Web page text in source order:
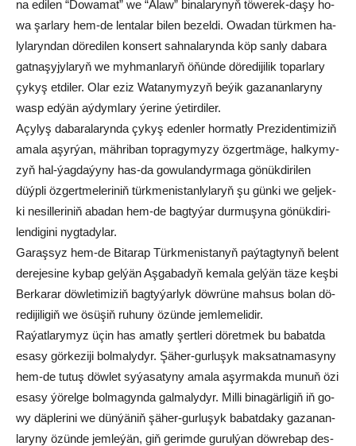
na edi­len “Do­wa­mat” we “Alaw” bi­na­la­ry­nyň tö­we­rek-da­şy ho­
wa şar­la­ry hem-de len­ta­lar bi­len be­zel­di. Owa­dan türk­men ha­
ly­la­ryn­dan dö­re­di­len kon­sert sah­na­la­ryn­da köp san­ly da­ba­ra
gat­na­şy­jy­la­ryň we myh­man­la­ryň öňün­de dö­re­di­ji­lik to­par­la­ry
çy­kyş et­di­ler. Olar eziz Wa­ta­ny­my­zyň be­ýik ga­za­nan­la­ry­ny
wasp ed­ýän aý­dym­lary ýe­ri­ne ýe­ti­r­diler.
Açy­lyş da­ba­ra­la­ryn­da çy­kyş eden­ler hor­mat­ly Pre­zi­den­ti­mi­ziň
ama­la aşyr­ýan, mäh­ri­ban top­ra­gy­my­zy öz­gert­mä­ge, hal­ky­my­
zyň hal-ýag­da­ýy­ny has-da go­wu­lan­dyr­ma­ga gö­nük­di­ri­len
düýp­li öz­gert­me­le­ri­niň türk­me­nis­tan­ly­la­ryň şu gün­ki we gel­jek­
ki ne­sil­le­ri­niň aba­dan hem-de bag­ty­ýar dur­mu­şy­na gö­nük­di­ri­
len­di­gi­ni nyg­ta­dy­lar.
Ga­raş­syz hem-de Bi­ta­rap Türk­me­nis­ta­nyň paý­tag­ty­nyň be­lent
de­re­je­si­ne ky­bap gel­ýän Aş­ga­ba­dyň ke­ma­la gel­ýän tä­ze keş­bi
Ber­ka­rar döw­le­ti­mi­ziň bag­ty­ýar­lyk döw­rü­ne mah­sus bo­lan dö­
re­di­ji­li­giň we ösü­şiň ru­hu­ny özün­de jem­le­me­li­dir.
Ra­ýat­la­ry­myz üçin has amat­ly şert­le­ri dö­ret­mek bu ba­bat­da
esa­sy gör­ke­zi­ji bol­ma­ly­dyr. Şä­her­-gur­lu­şyk mak­sat­na­ma­sy­ny
hem-de tu­tuş döw­let sy­ýa­sa­ty­ny ama­la aşyr­mak­da mu­nuň özi
esa­sy ýö­rel­ge bol­ma­gyn­da gal­ma­ly­dyr. Mil­li bi­na­gär­li­giň iň go­
wy däp­le­ri­ni we dün­ýä­niň şä­her-­gur­lu­şyk ba­bat­da­ky ga­za­nan­
la­ry­ny özün­de jem­le­ýän, giň ge­rim­de gu­rul­ýan döw­re­bap des­